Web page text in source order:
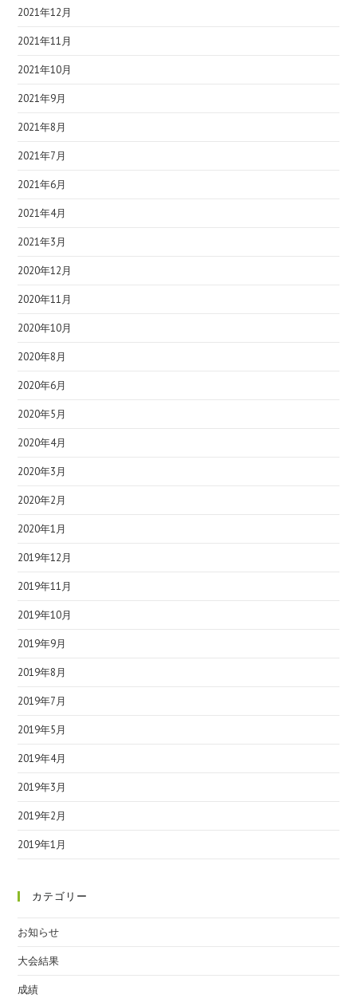
2021年12月
2021年11月
2021年10月
2021年9月
2021年8月
2021年7月
2021年6月
2021年4月
2021年3月
2020年12月
2020年11月
2020年10月
2020年8月
2020年6月
2020年5月
2020年4月
2020年3月
2020年2月
2020年1月
2019年12月
2019年11月
2019年10月
2019年9月
2019年8月
2019年7月
2019年5月
2019年4月
2019年3月
2019年2月
2019年1月
カテゴリー
お知らせ
大会結果
成績